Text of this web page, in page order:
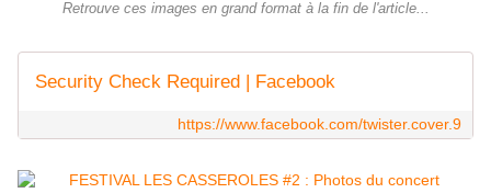
Retrouve ces images en grand format à la fin de l'article...
Security Check Required | Facebook
https://www.facebook.com/twister.cover.9